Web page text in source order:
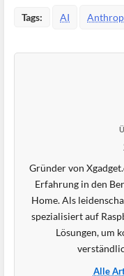
Tags: AI
Gründer von
Erfahrung in den
Home. Als
spezialisiert auf
Lösungen, um
Alle